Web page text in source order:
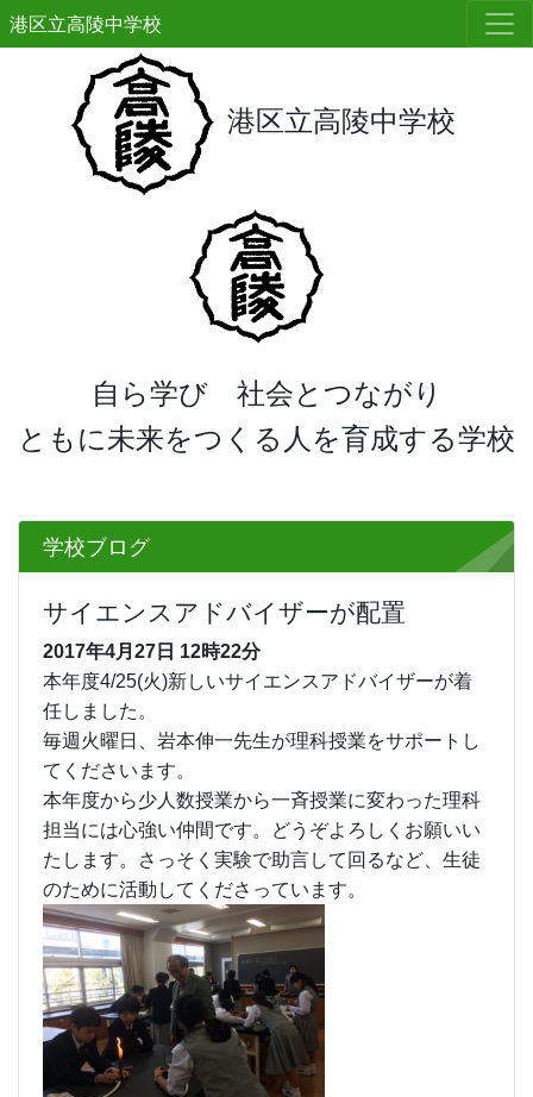
港区立高陵中学校
港区立高陵中学校
自ら学び 社会とつながり
ともに未来をつくる人を育成する学校
学校ブログ
サイエンスアドバイザーが配置
2017年4月27日 12時22分
本年度4/25(火)新しいサイエンスアドバイザーが着
任しました。
毎週火曜日、岩本伸一先生が理科授業をサポートし
てくださいます。
本年度から少人数授業から一斉授業に変わった理科
担当には心強い仲間です。どうぞよろしくお願いい
たします。さっそく実験で助言して回るなど、生徒
のために活動してくださっています。